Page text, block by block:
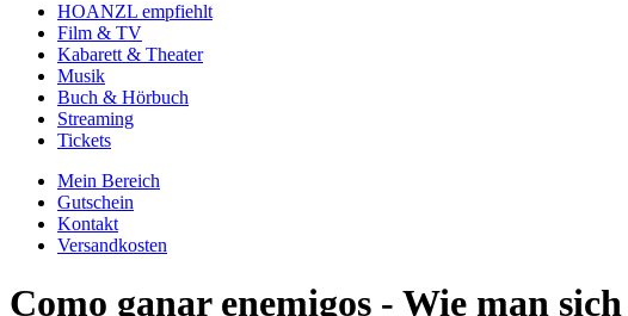
HOANZL empfiehlt
Film & TV
Kabarett & Theater
Musik
Buch & Hörbuch
Streaming
Tickets
Mein Bereich
Gutschein
Kontakt
Versandkosten
Como ganar enemigos - Wie man